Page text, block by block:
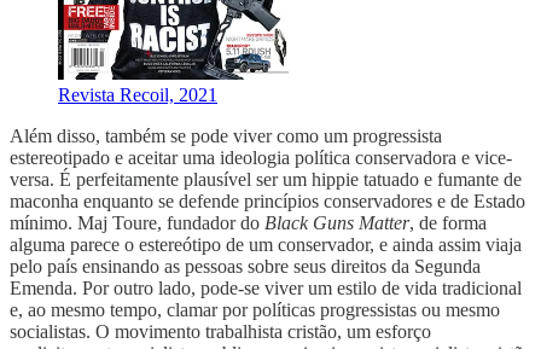
Revista Recoil, 2021
Além disso, também se pode viver como um progressista
estereotipado e aceitar uma ideologia política conservadora e vice-
versa. É perfeitamente plausível ser um hippie tatuado e fumante de
maconha enquanto se defende princípios conservadores e de Estado
mínimo. Maj Toure, fundador do Black Guns Matter, de forma
alguma parece o estereótipo de um conservador, e ainda assim viaja
pelo país ensinando as pessoas sobre seus direitos da Segunda
Emenda. Por outro lado, pode-se viver um estilo de vida tradicional
e, ao mesmo tempo, clamar por políticas progressistas ou mesmo
socialistas. O movimento trabalhista cristão, um esforço